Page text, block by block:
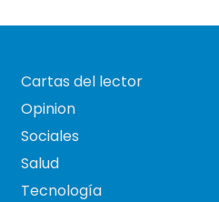
Cartas del lector
Opinion
Sociales
Salud
Tecnología